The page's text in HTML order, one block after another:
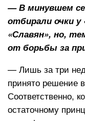
— В минувшем
отбирали очки
«Славян», но,
от борьбы за
— Лишь за три
принято решение
Соответственно,
остаточному